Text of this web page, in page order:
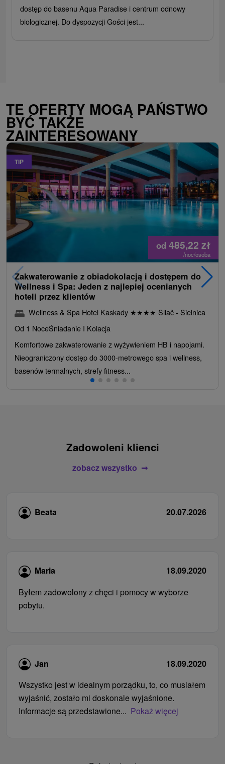
dostęp do basenu Aqua Paradise i centrum odnowy
biologicznej. Do dyspozycji Gości jest...
TE OFERTY MOGĄ PAŃSTWO
BYĆ TAKŻE
ZAINTERESOWANY
TIP
od 485,22 zł
/noc/osoba
Zakwaterowanie z obiadokolacją i dostępem do
Wellness i Spa: Jeden z najlepiej ocenianych
hoteli przez klientów
Wellness & Spa Hotel Kaskady ★★★★ Sliač - Sielnica
Od 1 NoceŚniadanie I Kolacja
Komfortowe zakwaterowanie z wyżywieniem HB i napojami.
Nieograniczony dostęp do 3000-metrowego spa i wellness,
basenów termalnych, strefy fitness...
Zadowoleni klienci
zobacz wszystko
Beata 20.07.2026
Maria
18.09.2020
Byłem zadowolony z chęci i pomocy w wyborze
pobytu.
Jan
18.09.2020
Wszystko jest w idealnym porządku, to, co musiałem
wyjaśnić, zostało mi doskonale wyjaśnione.
Informacje są przedstawione... Pokaż więcej